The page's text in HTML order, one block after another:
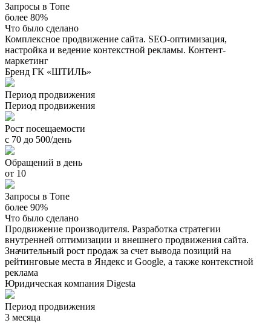
Запросы в Топе
более 80%
Что было сделано
Комплексное продвижение сайта. SEO-оптимизация,
настройка и ведение контекстной рекламы. Контент-
маркетинг
Бренд ГК «ШТИЛЬ»
Период продвижения
Период продвижения
Рост посещаемости
с 70 до 500/день
Обращений в день
от 10
Запросы в Топе
более 90%
Что было сделано
Продвижение производителя. Разработка стратегии
внутренней оптимизации и внешнего продвижения сайта.
Значительный рост продаж за счет вывода позиций на
рейтинговые места в Яндекс и Google, а также контекстной
реклама
Юридическая компания Digesta
Период продвижения
3 месяца